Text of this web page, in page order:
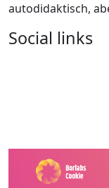
autodidaktisch,
Social links